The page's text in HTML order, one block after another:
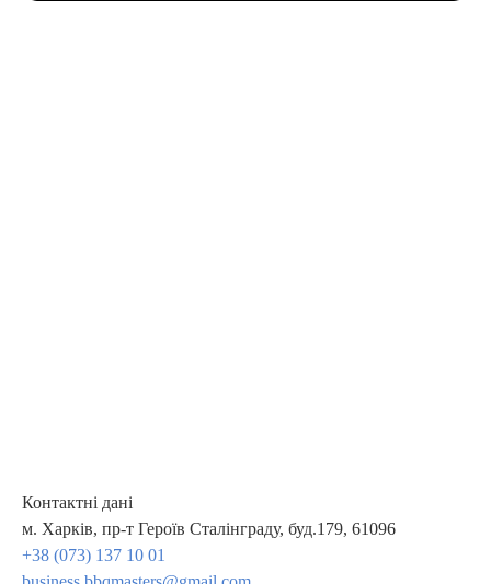
Контактні дані
м. Харків, пр-т Героїв Сталінграду, буд.179, 61096
+38 (073) 137 10 01